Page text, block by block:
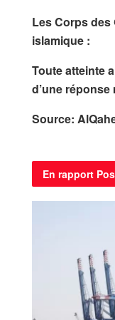
LesCorps des
islamique :
Toute atteinte
d’une
Source:
En rapport